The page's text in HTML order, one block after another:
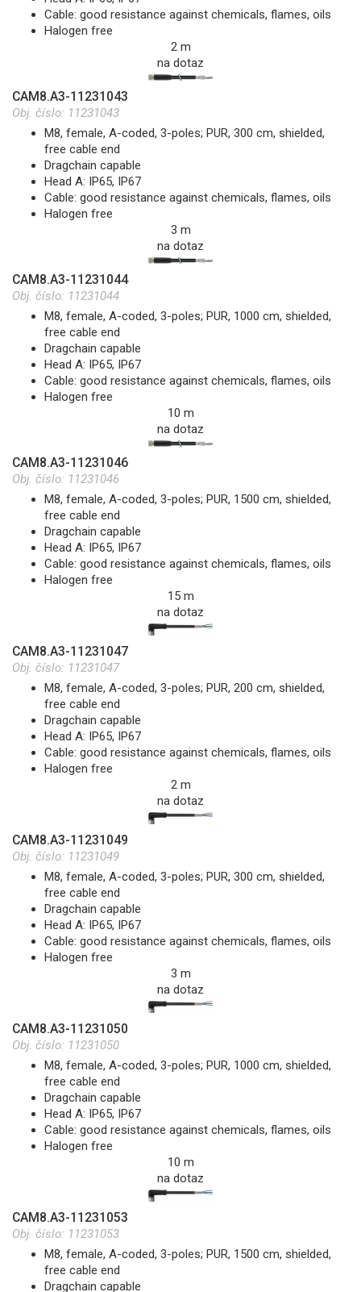
Cable: good resistance against chemicals, flames, oils
Halogen free
2 m
na dotaz
CAM8.A3-11231043
Obj. číslo: 11231043
M8, female, A-coded, 3-poles; PUR, 300 cm, shielded,
free cable end
Dragchain capable
Head A: IP65, IP67
Cable: good resistance against chemicals, flames, oils
Halogen free
3 m
na dotaz
CAM8.A3-11231044
Obj. číslo: 11231044
M8, female, A-coded, 3-poles; PUR, 1000 cm, shielded,
free cable end
Dragchain capable
Head A: IP65, IP67
Cable: good resistance against chemicals, flames, oils
Halogen free
10 m
na dotaz
CAM8.A3-11231046
Obj. číslo: 11231046
M8, female, A-coded, 3-poles; PUR, 1500 cm, shielded,
free cable end
Dragchain capable
Head A: IP65, IP67
Cable: good resistance against chemicals, flames, oils
Halogen free
15 m
na dotaz
CAM8.A3-11231047
Obj. číslo: 11231047
M8, female, A-coded, 3-poles; PUR, 200 cm, shielded,
free cable end
Dragchain capable
Head A: IP65, IP67
Cable: good resistance against chemicals, flames, oils
Halogen free
2 m
na dotaz
CAM8.A3-11231049
Obj. číslo: 11231049
M8, female, A-coded, 3-poles; PUR, 300 cm, shielded,
free cable end
Dragchain capable
Head A: IP65, IP67
Cable: good resistance against chemicals, flames, oils
Halogen free
3 m
na dotaz
CAM8.A3-11231050
Obj. číslo: 11231050
M8, female, A-coded, 3-poles; PUR, 1000 cm, shielded,
free cable end
Dragchain capable
Head A: IP65, IP67
Cable: good resistance against chemicals, flames, oils
Halogen free
10 m
na dotaz
CAM8.A3-11231053
Obj. číslo: 11231053
M8, female, A-coded, 3-poles; PUR, 1500 cm, shielded,
free cable end
Dragchain capable